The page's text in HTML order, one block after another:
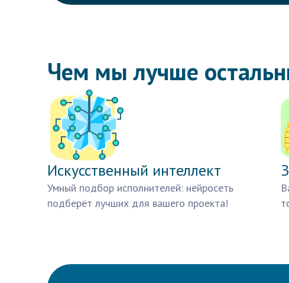
Чем мы лучше
Искусственный интеллект
Умный подбор исполнителей: нейросеть
подберёт лучших для вашего проекта!